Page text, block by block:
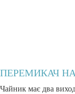
ПЕРЕМИКАЧ
Чайник має два